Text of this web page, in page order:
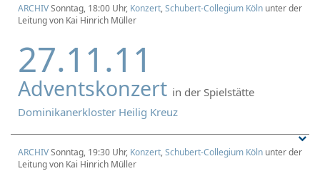
ARCHIVSonntag, 18:00 Uhr, Konzert,Schubert-Collegium Köln unter der
Leitung von Kai Hinrich Müller
27.11.11
Adventskonzert in der Spielstätte
Dominikanerkloster Heilig Kreuz
ARCHIVSonntag, 19:30 Uhr, Konzert,Schubert-Collegium Köln unter der
Leitung von Kai Hinrich Müller